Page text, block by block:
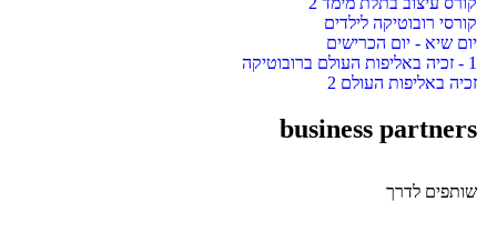
קורסי רובוטיקה לילדים
יום שיא - יום הכרישים
זכיה באליפות העולם 2
business partners
שותפים לדרך